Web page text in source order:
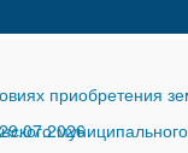
приобретения
29.07.2026